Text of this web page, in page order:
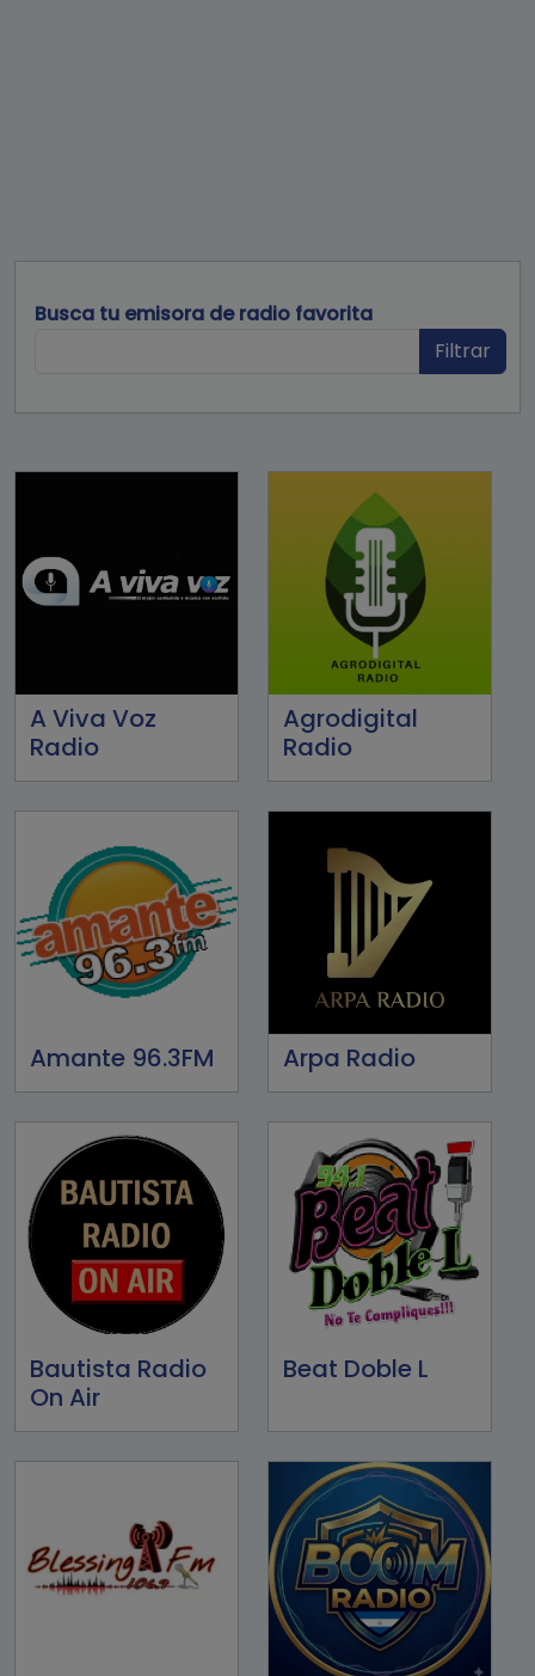
Busca tu emisora de radio favorita
Filtrar
A Viva Voz
Radio
Agrodigital
Radio
Amante 96.3FM Arpa Radio
Bautista Radio
On Air
Beat Doble L